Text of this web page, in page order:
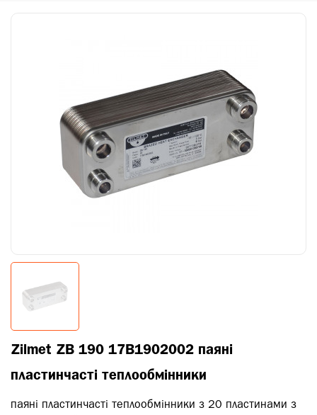
Zilmet ZB 190 17B1902002 паяні
пластинчасті теплообмінники
паяні пластинчасті теплообмінники з 20 пластинами з